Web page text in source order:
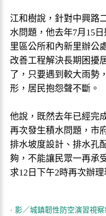
江和樹說，針對中興路
水問題，他去年7月15
里區公所和內新里辦公
改善工程解決長期困擾
了，只要遇到較大雨勢
形，居民抱怨聲不斷。
他說，既然去年已經完
再次發生積水問題，市
排水坡度設計、排水孔
夠，不能讓民眾一再承
求12日下午2時再次辦理
影／城鎮韌性防空演習視